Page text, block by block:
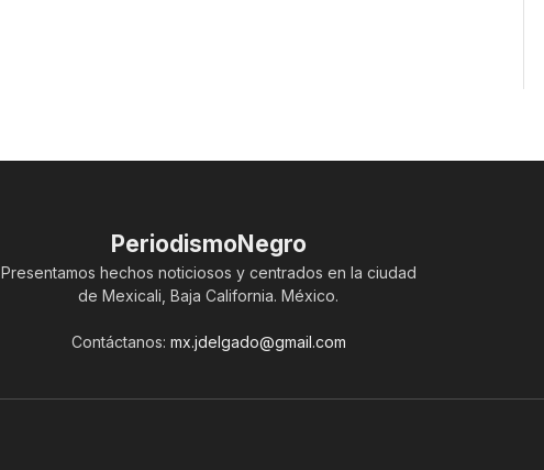
PeriodismoNegro
Presentamos hechos noticiosos y centrados en la ciudad
de Mexicali, Baja California. México.
Contáctanos: mx.jdelgado@gmail.com